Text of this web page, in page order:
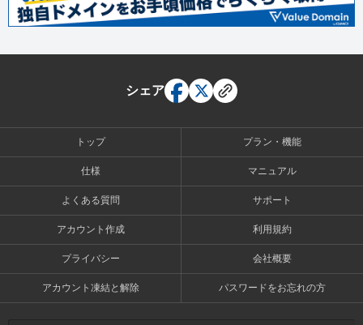
シェア
トップ プラン・機能
仕様 マニュアル
よくある質問 サポート
アカウント作成 利用規約
プライバシー 会社概要
アカウント凍結と解除 パスワードをお忘れの方